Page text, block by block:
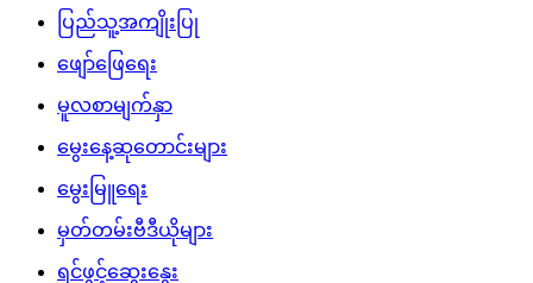
ပြည်သူ့အကျိုးပြု
ဖျော်ဖြေရေး
မူလစာမျက်နှာ
မွေးနေ့ဆုတောင်းများ
မွေးမြူရေး
မှတ်တမ်းဗီဒီယိုများ
ရင်ဖွင့်ဆွေးနွေး